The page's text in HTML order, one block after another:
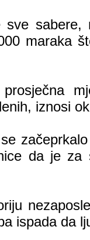
sve sabere,
maraka
prosječna
iznosi
da je za
ispada da